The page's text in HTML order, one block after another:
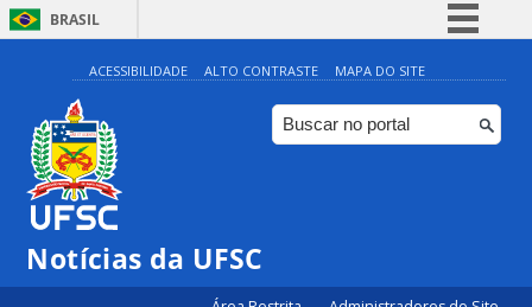
BRASIL
Simplifique!
Comunica BR
Participe
ACESSIBILIDADE ALTO CONTRASTE MAPA DO SITE
Notícias da UFSC